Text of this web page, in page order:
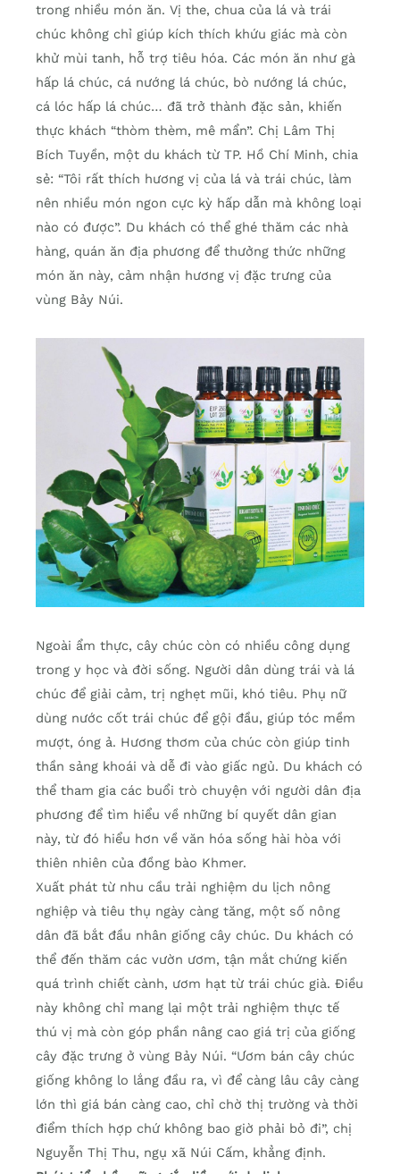
trong nhiều món ăn. Vị the, chua của lá và trái
chúc không chỉ giúp kích thích khứu giác mà còn
khử mùi tanh, hỗ trợ tiêu hóa. Các món ăn như gà
hấp lá chúc, cá nướng lá chúc, bò nướng lá chúc,
cá lóc hấp lá chúc… đã trở thành đặc sản, khiến
thực khách “thòm thèm, mê mẩn”. Chị Lâm Thị
Bích Tuyền, một du khách từ TP. Hồ Chí Minh, chia
sẻ: “Tôi rất thích hương vị của lá và trái chúc, làm
nên nhiều món ngon cực kỳ hấp dẫn mà không loại
nào có được”. Du khách có thể ghé thăm các nhà
hàng, quán ăn địa phương để thưởng thức những
món ăn này, cảm nhận hương vị đặc trưng của
vùng Bảy Núi.
Ngoài ẩm thực, cây chúc còn có nhiều công dụng
trong y học và đời sống. Người dân dùng trái và lá
chúc để giải cảm, trị nghẹt mũi, khó tiêu. Phụ nữ
dùng nước cốt trái chúc để gội đầu, giúp tóc mềm
mượt, óng ả. Hương thơm của chúc còn giúp tinh
thần sảng khoái và dễ đi vào giấc ngủ. Du khách có
thể tham gia các buổi trò chuyện với người dân địa
phương để tìm hiểu về những bí quyết dân gian
này, từ đó hiểu hơn về văn hóa sống hài hòa với
thiên nhiên của đồng bào Khmer.
Xuất phát từ nhu cầu trải nghiệm du lịch nông
nghiệp và tiêu thụ ngày càng tăng, một số nông
dân đã bắt đầu nhân giống cây chúc. Du khách có
thể đến thăm các vườn ươm, tận mắt chứng kiến
quá trình chiết cành, ươm hạt từ trái chúc già. Điều
này không chỉ mang lại một trải nghiệm thực tế
thú vị mà còn góp phần nâng cao giá trị của giống
cây đặc trưng ở vùng Bảy Núi. “Ươm bán cây chúc
giống không lo lắng đầu ra, vì để càng lâu cây càng
lớn thì giá bán càng cao, chỉ chờ thị trường và thời
điểm thích hợp chứ không bao giờ phải bỏ đi”, chị
Nguyễn Thị Thu, ngụ xã Núi Cấm, khẳng định.